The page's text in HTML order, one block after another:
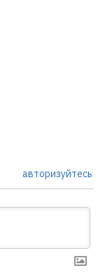
авторизуйтесь